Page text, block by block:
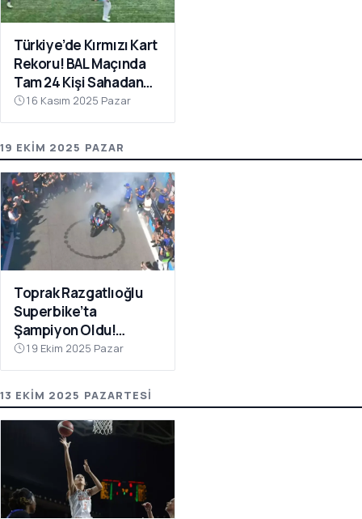
Türkiye’de Kırmızı Kart
Rekoru! BAL Maçında
Tam 24 Kişi Sahadan
Atıldı
16 Kasım 2025 Pazar
19 EKIM 2025 PAZAR
Toprak Razgatlıoğlu
Superbike’ta
Şampiyon Oldu!
Rakibinin Skandal
Hamlesi Tepki Çekti
19 Ekim 2025 Pazar
13 EKIM 2025 PAZARTESI